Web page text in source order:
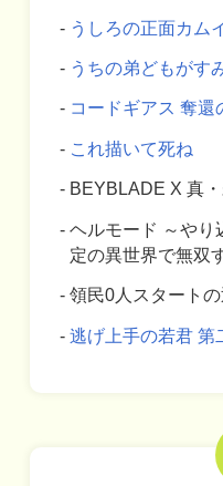
うしろの正面カム
うちの弟どもがす
コードギアス 奪還
これ描いて死ね
BEYBLADE X 真
ヘルモード ～やり
定の異世界で無双
領民0人スタート
逃げ上手の若君 第